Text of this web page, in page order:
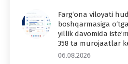
Farg‘ona viloyati
boshqarmasiga
yillik davomida
358 ta murojaatlar
06.08.2026